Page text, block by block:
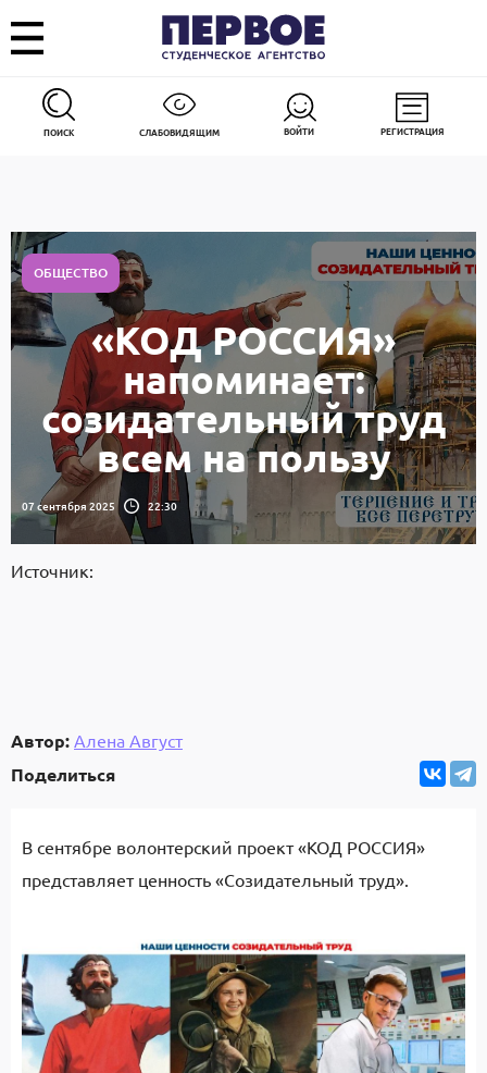
ПОИСК СЛАБОВИДЯЩИМ ВОЙТИ РЕГИСТРАЦИЯ
ОБЩЕСТВО
«КОД РОССИЯ»
напоминает:
созидательный труд
всем на пользу
07 сентября 2025 22:30
Источник:
Автор: Алена Август
Поделиться
В сентябре волонтерский проект «КОД РОССИЯ»
представляет ценность «Созидательный труд».